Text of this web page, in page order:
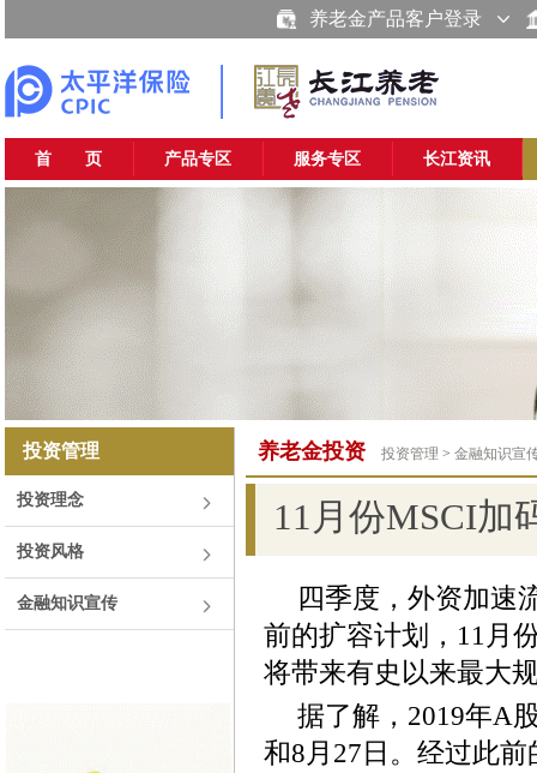
养老金产品客户登录
首 页 产品专区 服务专区 长江资讯
投资管理
投资理念
投资风格
金融知识宣传
养老金投资 投资管理 > 金融知识宣
11月份MSCI加
四季度，外资加速
前的扩容计划，11月
将带来有史以来最大
据了解，2019年A
和8月27日。经过此